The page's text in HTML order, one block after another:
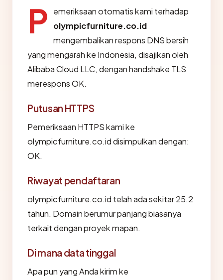
P
emeriksaan otomatis kami terhadap
olympicfurniture.co.id
mengembalikan respons DNS bersih
yang mengarah ke Indonesia, disajikan oleh
Alibaba Cloud LLC, dengan handshake TLS
merespons OK.
Putusan HTTPS
Pemeriksaan HTTPS kami ke
olympicfurniture.co.id disimpulkan dengan:
OK.
Riwayat pendaftaran
olympicfurniture.co.id telah ada sekitar 25.2
tahun. Domain berumur panjang biasanya
terkait dengan proyek mapan.
Di mana data tinggal
Apa pun yang Anda kirim ke